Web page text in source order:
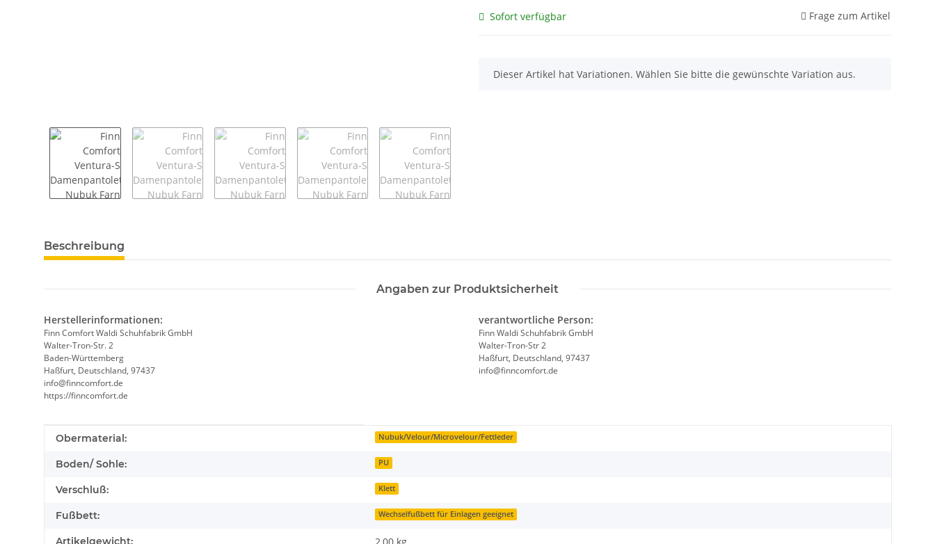
Sofort verfügbar Frage zum Artikel
x
Dieser Artikel hat Variationen. Wählen Sie bitte die gewünschte Variation aus.
weitere Registerkarten anzeigen
Beschreibung
Angaben zur Produktsicherheit
Herstellerinformationen:
Finn Comfort Waldi Schuhfabrik GmbH
Walter-Tron-Str. 2
Baden-Württemberg
Haßfurt, Deutschland, 97437
info@finncomfort.de
https://finncomfort.de
verantwortliche Person:
Finn Waldi Schuhfabrik GmbH
Walter-Tron-Str 2
Haßfurt, Deutschland, 97437
info@finncomfort.de
Produkteigenschaft
Wert
Obermaterial: Nubuk/Velour/Microvelour/Fettleder
Boden/ Sohle: PU
Verschluß: Klett
Fußbett: Wechselfußbett für Einlagen geeignet
Artikelgewicht: